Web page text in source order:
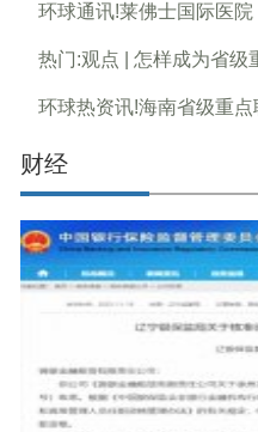
环球通讯!莱佛士国际医
热门:观点 | 怎样成为省级
环球热资讯!海南省级重
财经